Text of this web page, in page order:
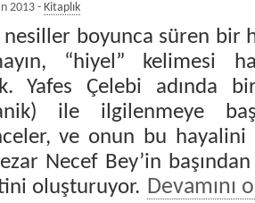
2013 -Kitaplık
boyunca süren bir
“hiyel” kelimesi
Yafes Çelebi adında
ile ilgilenmeye
ve onun bu
Necef Bey’in
oluşturuyor. Devamını